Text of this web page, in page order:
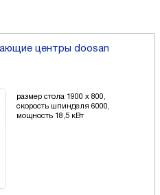
центры doosan
размер стола 1900 x 800,
скорость шпинделя 6000,
мощность 18,5 кВт